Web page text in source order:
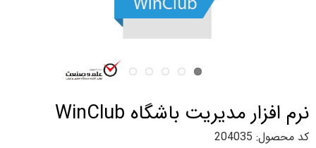
نرم افزار مدیریت باشگاه WinClub
کد محصول: 204035